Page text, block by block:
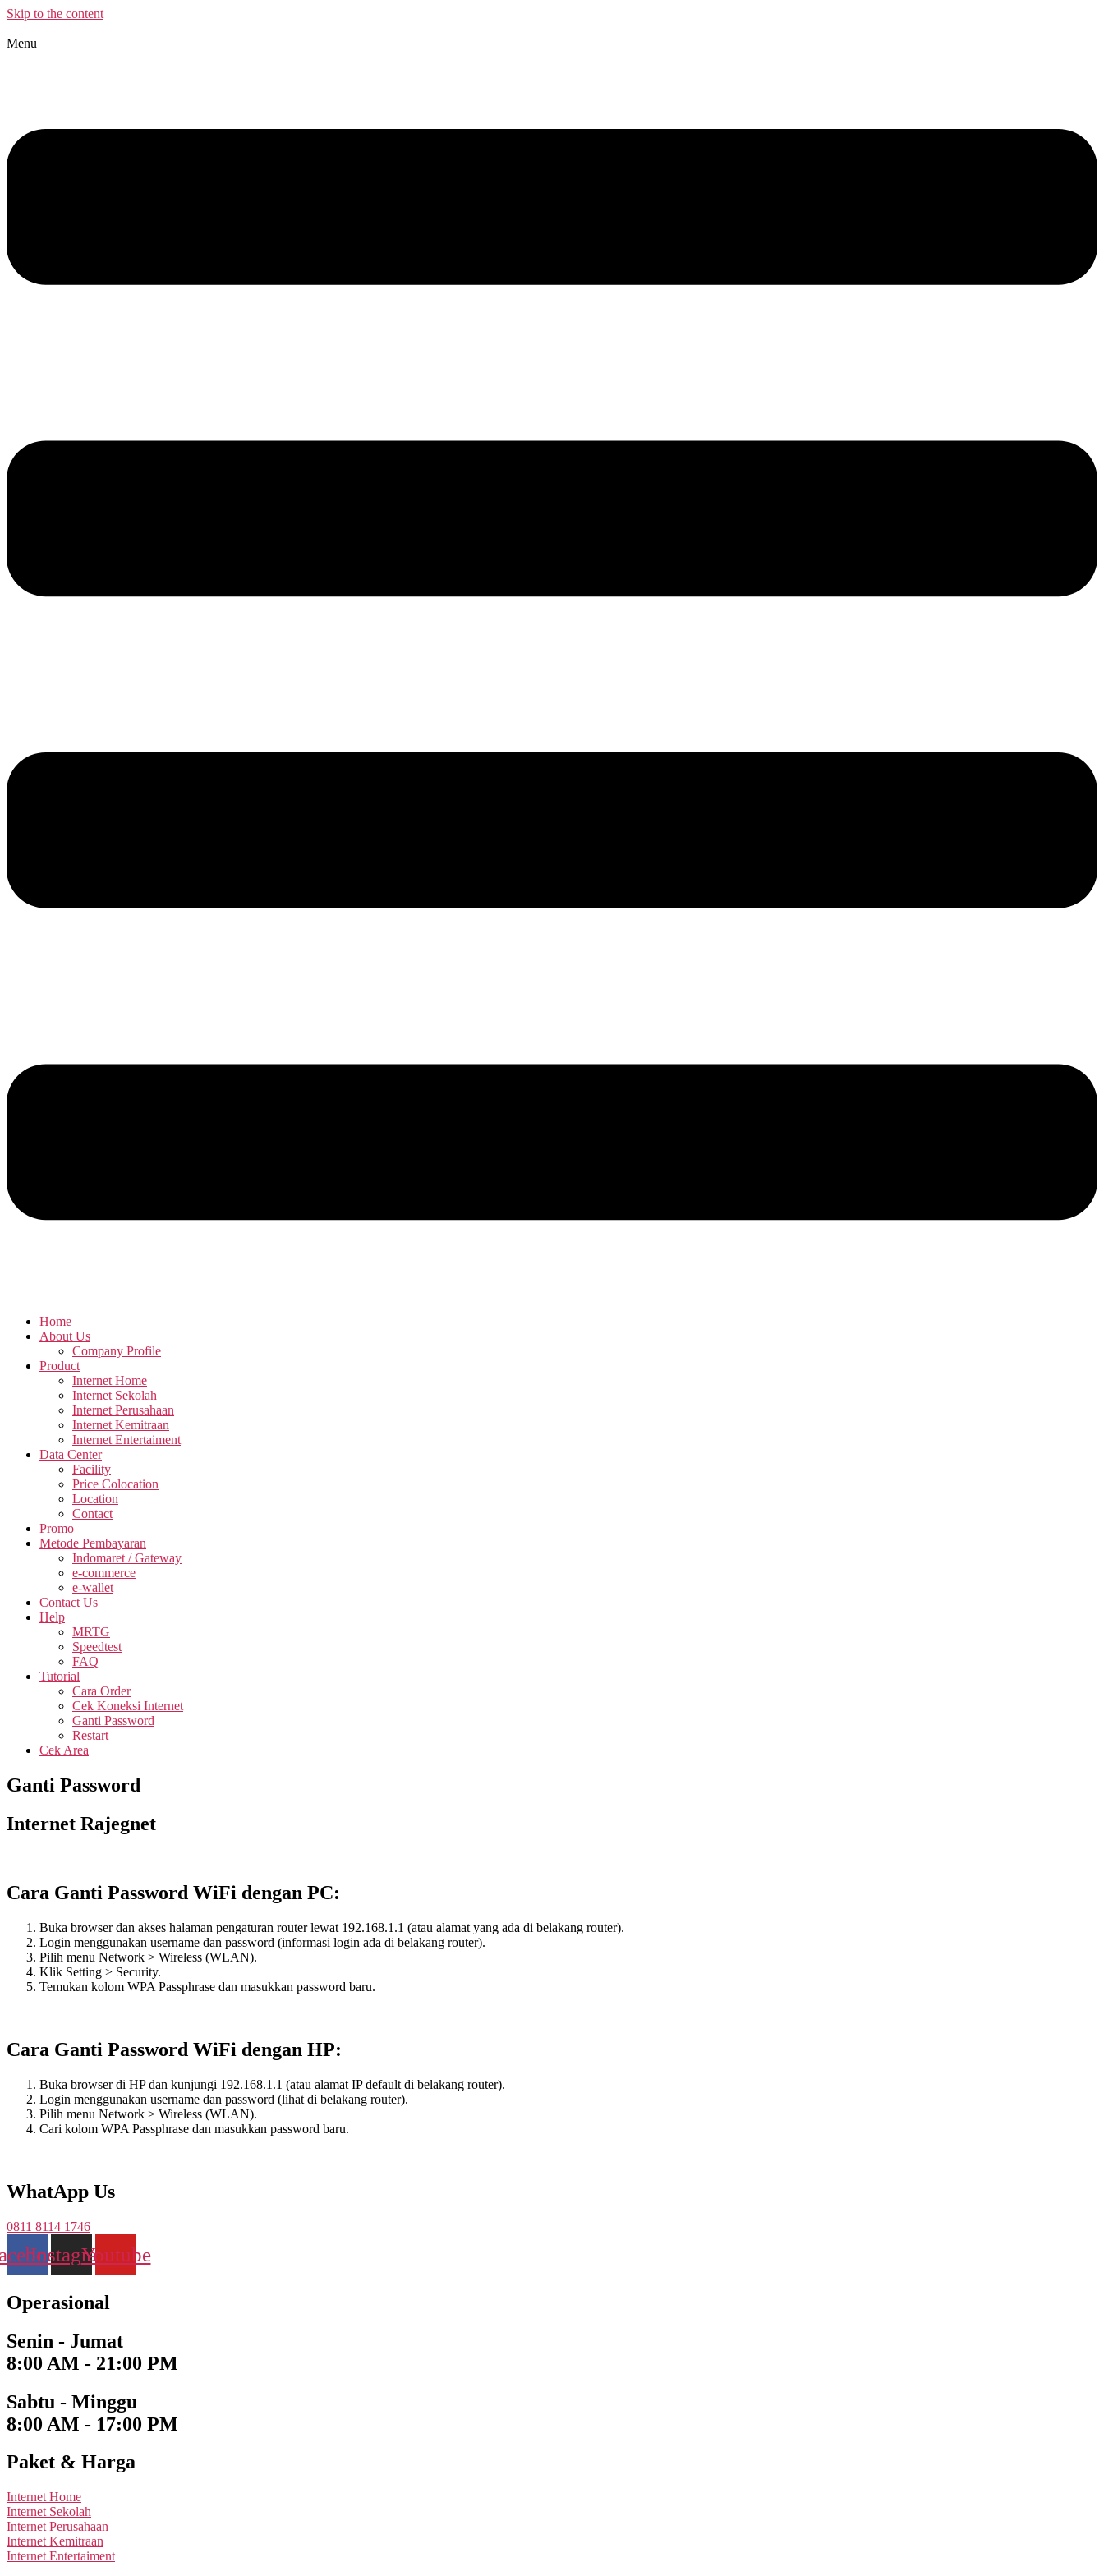
Skip to the content
Menu
Home
About Us
Company Profile
Product
Internet Home
Internet Sekolah
Internet Perusahaan
Internet Kemitraan
Internet Entertaiment
Data Center
Facility
Price Colocation
Location
Contact
Promo
Metode Pembayaran
Indomaret / Gateway
e-commerce
e-wallet
Contact Us
Help
MRTG
Speedtest
FAQ
Tutorial
Cara Order
Cek Koneksi Internet
Ganti Password
Restart
Cek Area
Ganti Password
Internet Rajegnet
Cara Ganti Password WiFi dengan PC:
Buka browser dan akses halaman pengaturan router lewat 192.168.1.1 (atau alamat yang ada di belakang router).
Login menggunakan username dan password (informasi login ada di belakang router).
Pilih menu Network > Wireless (WLAN).
Klik Setting > Security.
Temukan kolom WPA Passphrase dan masukkan password baru.
Cara Ganti Password WiFi dengan HP:
Buka browser di HP dan kunjungi 192.168.1.1 (atau alamat IP default di belakang router).
Login menggunakan username dan password (lihat di belakang router).
Pilih menu Network > Wireless (WLAN).
Cari kolom WPA Passphrase dan masukkan password baru.
WhatApp Us
0811 8114 1746
InstagramYoutube
Operasional
Senin - Jumat
8:00 AM - 21:00 PM
Sabtu - Minggu
8:00 AM - 17:00 PM
Paket & Harga
Internet Home
Internet Sekolah
Internet Perusahaan
Internet Kemitraan
Internet Entertaiment